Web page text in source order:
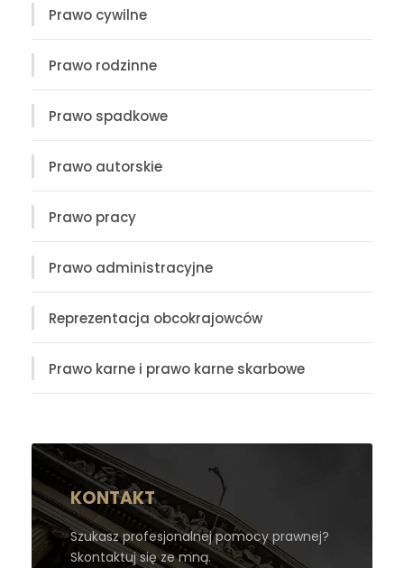
Prawo cywilne
Prawo rodzinne
Prawo spadkowe
Prawo autorskie
Prawo pracy
Prawo administracyjne
Reprezentacja obcokrajowców
Prawo karne i prawo karne skarbowe
KONTAKT
Szukasz profesjonalnej pomocy prawnej?
Skontaktuj się ze mną.